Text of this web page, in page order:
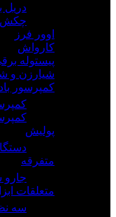
دریل
چکش
اوور فرز
کارواش
پیستوله
شیارزن و
کمپرسور باد
پولیش
متفرقه
متعلقات
سه